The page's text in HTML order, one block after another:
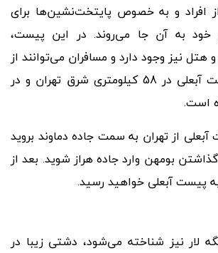
افراد و به خصوص پایتختنشینها برای
خود به آن جا میروند. در این پیست،
هتل نیز وجود دارد و مسافران میتوانند از
آن بهره ببرند. پیست آبعلی در 58 کیلومتری شرق تهران و در
است.
از تهران به سمت جاده دماوند بروید
بومهن وارد جاده هراز شوید. بعد از
پیست آبعلی خواهید رسید.
لار نیز شناخته میشود، دشتی زیبا در